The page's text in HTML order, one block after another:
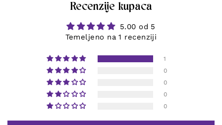
Recenzije kupaca
5.00 od 5
Temeljeno na 1 recenziji
1
0
0
0
0